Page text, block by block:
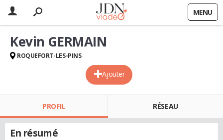
MENU
Ajouter
Kevin GERMAIN
ROQUEFORT-LES-PINS
PROFIL RÉSEAU
En résumé